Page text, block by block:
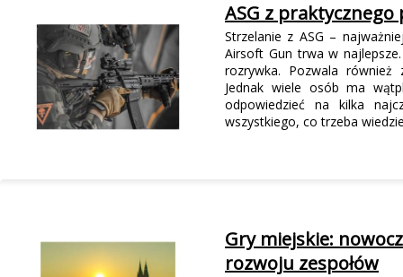
ASG z
Strzelanie z ASG –
Airsoft Gun trwa w
rozrywka. Pozwala również
Jednak wiele osób ma
odpowiedzieć na kilka
wszystkiego, co trzeba
Gry miejskie:
rozwoju zespołów